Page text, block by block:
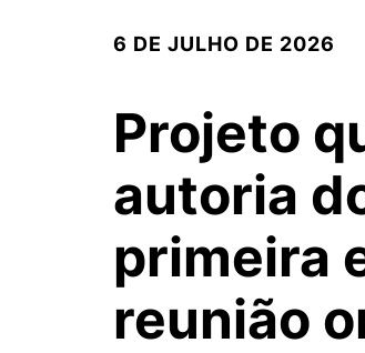
6 DE JULHO DE 2026
Projeto
autoria
primeira
reunião